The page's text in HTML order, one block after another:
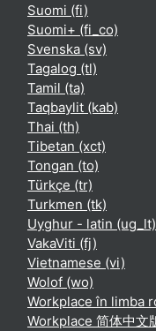
Suomi ‎(fi)‎
Suomi+ ‎(fi_co)‎
Svenska ‎(sv)‎
Tagalog ‎(tl)‎
Tamil ‎(ta)‎
Taqbaylit ‎(kab)‎
Thai ‎(th)‎
Tibetan ‎(xct)‎
Tongan ‎(to)‎
Türkçe ‎(tr)‎
Turkmen ‎(tk)‎
Uyghur - latin ‎(ug_lt)‎
VakaViti ‎(fj)‎
Vietnamese ‎(vi)‎
Wolof ‎(wo)‎
Workplace în limba
Workplace 简体中文